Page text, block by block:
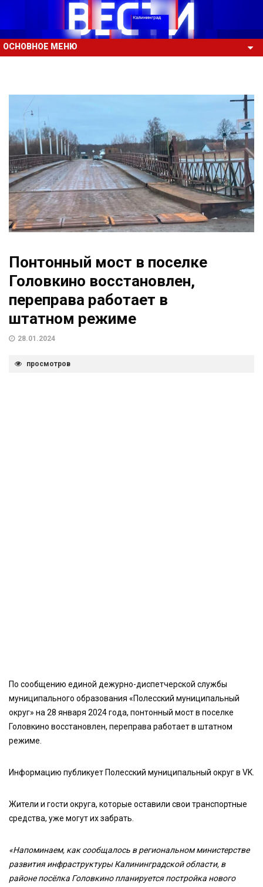
ОСНОВНОЕ МЕНЮ
Понтонный мост в поселке
Головкино восстановлен,
переправа работает в
штатном режиме
28.01.2024
просмотров
По сообщению единой дежурно-диспетчерской службы
муниципального образования «Полесский муниципальный
округ» на 28 января 2024 года, понтонный мост в поселке
Головкино восстановлен, переправа работает в штатном
режиме.
Информацию публикует Полесский муниципальный округ в VK.
Жители и гости округа, которые оставили свои транспортные
средства, уже могут их забрать.
«Напоминаем, как сообщалось в региональном министерстве
развития инфраструктуры Калининградской области, в
районе посёлка Головкино планируется постройка нового